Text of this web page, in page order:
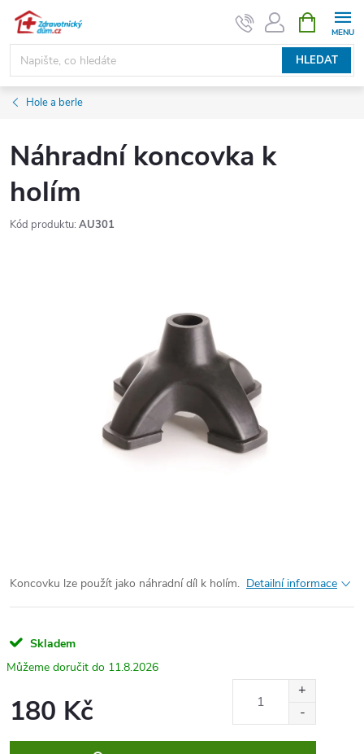
Přejít
obsah
HLEDAT
NÁKUPNÍ
KOŠÍK
Hole a berle
Náhradní koncovka k
holím
Kód produktu: AU301
Koncovku lze použít jako náhradní díl k holím. Detailní informace
Skladem
11.8.2026
180 Kč